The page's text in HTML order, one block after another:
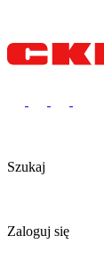
Szukaj
Zaloguj się